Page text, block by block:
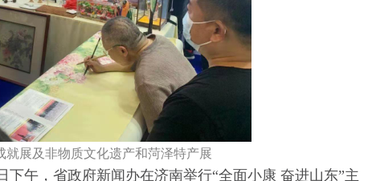
就展及非物质文化遗产和菏泽特产展
下午，省政府新闻办在济南举行“全面小康 奋进山东”主